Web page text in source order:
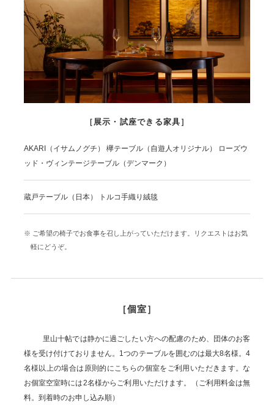
［展示・試座できる家具］
AKARI（イサムノグチ） 欅テーブル（自遊人オリジナル） ローズウ
ッド・ヴィンテージテーブル（デンマーク）
蔵戸テーブル（日本） トルコ手織り絨毯
※ ご希望の椅子でお食事を召し上がっていただけます。リクエストはお気
軽にどうぞ。
［個室］
里山十帖では静かに過ごしたい方への配慮のため、団体のお客
様を受け付けておりません。1つのテーブルを囲むのは最大8名様。4
名様以上の場合は原則的にこちらの個室をご利用いただきます。な
お個室空室時には2名様からご利用いただけます。（ご利用料金は無
料。到着時のお申し込み順）